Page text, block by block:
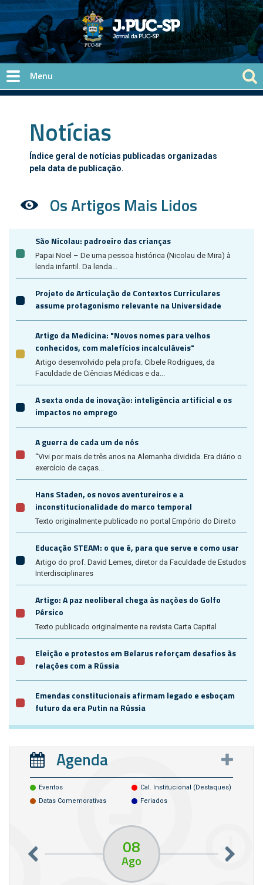
Pular para o conteúdo principal
Notícias
Índice geral de notícias publicadas organizadas
pela data de publicação.
Os Artigos Mais Lidos
São Nicolau: padroeiro das crianças
Papai Noel – De uma pessoa histórica (Nicolau de Mira) à
lenda infantil. Da lenda...
Projeto de Articulação de Contextos Curriculares
assume protagonismo relevante na Universidade
Artigo da Medicina: "Novos nomes para velhos
conhecidos, com malefícios incalculáveis"
Artigo desenvolvido pela profa. Cibele Rodrigues, da
Faculdade de Ciências Médicas e da...
A sexta onda de inovação: inteligência artificial e os
impactos no emprego
A guerra de cada um de nós
“Vivi por mais de três anos na Alemanha dividida. Era diário o
exercício de caças...
Hans Staden, os novos aventureiros e a
inconstitucionalidade do marco temporal
Texto originalmente publicado no portal Empório do Direito
Educação STEAM: o que é, para que serve e como usar
Artigo do prof. David Lemes, diretor da Faculdade de Estudos
Interdisciplinares
Artigo: A paz neoliberal chega às nações do Golfo
Pérsico
Texto publicado originalmente na revista Carta Capital
Eleição e protestos em Belarus reforçam desafios às
relações com a Rússia
Emendas constitucionais afirmam legado e esboçam
futuro da era Putin na Rússia
Agenda
Eventos
Cal. Institucional (destaques)
Datas Comemorativas
Feriados
08
Ago